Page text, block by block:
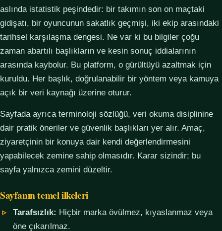
aslında istatistik peşindedir: bir takımın son on maçtaki
gidişatı, bir oyuncunun sakatlık geçmişi, iki ekip arasındaki
tarihsel karşılaşma dengesi. Ne var ki bu bilgiler çoğu
zaman abartılı başlıkların ve kesin sonuç iddialarının
arasında kaybolur. Bu platform, o gürültüyü azaltmak için
kuruldu. Her başlık, doğrulanabilir bir yöntem veya kamuya
açık bir veri kaynağı üzerine oturur.
Sayfada ayrıca terminoloji sözlüğü, veri okuma disiplinine
dair pratik öneriler ve güvenlik başlıkları yer alır. Amaç,
ziyaretçinin bir konuya dair kendi değerlendirmesini
yapabilecek zemine sahip olmasıdır. Karar sizindir; bu
sayfa yalnızca zemini düzeltir.
Sayfanın temel ilkeleri
Tarafsızlık: Hiçbir marka övülmez, kıyaslanmaz veya
öne çıkarılmaz.